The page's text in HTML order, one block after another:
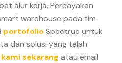
alur kerja. Percayakan
warehouse pada tim
portofolioSpectrue untuk
dan solusi yang telah
sekarang atau email